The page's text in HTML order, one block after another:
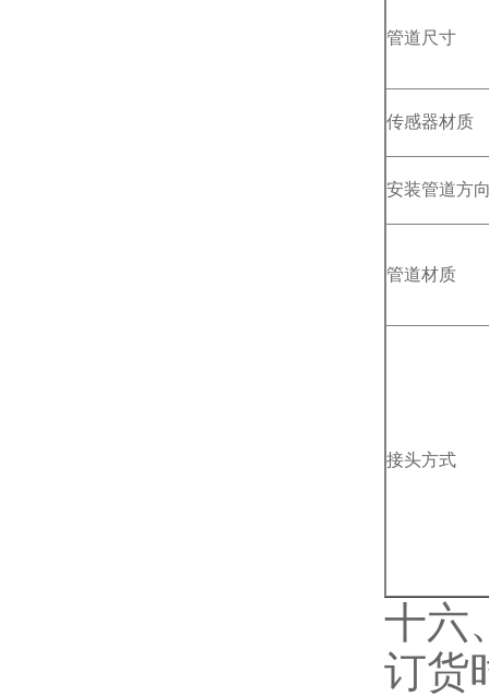
管道尺寸
传感器材质
安装管道方
管道材质
接头方式
十六
订货